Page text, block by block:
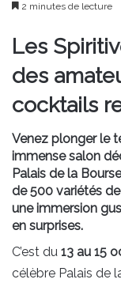
2 minutes de lecture
Les
des
cocktails
Venez plonger le
immense salon
Palais de la
de 500 variétés
une immersion
en surprises.
C’est du 13 au 15
célèbre Palais de